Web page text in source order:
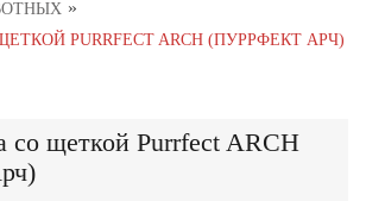
»
PURRFECT ARCH (ПУРРФЕКТ АРЧ)
со щеткой Purrfect ARCH